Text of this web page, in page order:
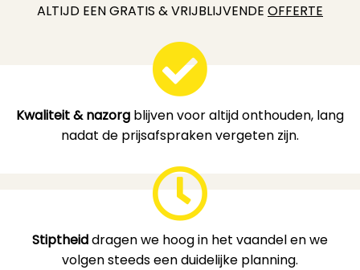
ALTIJD EEN GRATIS & VRIJBLIJVENDE OFFERTE
Kwaliteit & nazorg blijven voor altijd onthouden, lang
nadat de prijsafspraken vergeten zijn.
Stiptheiddragen we hoog in het vaandel en we
volgen steeds een duidelijke planning.